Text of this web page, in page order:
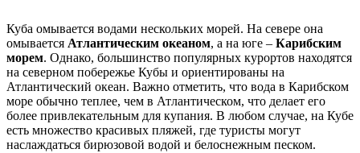
Куба омывается водами нескольких морей. На севере она
омывается Атлантическим океаном, а на юге – Карибским
морем. Однако, большинство популярных курортов находятся
на северном побережье Кубы и ориентированы на
Атлантический океан. Важно отметить, что вода в Карибском
море обычно теплее, чем в Атлантическом, что делает его
более привлекательным для купания. В любом случае, на Кубе
есть множество красивых пляжей, где туристы могут
наслаждаться бирюзовой водой и белоснежным песком.